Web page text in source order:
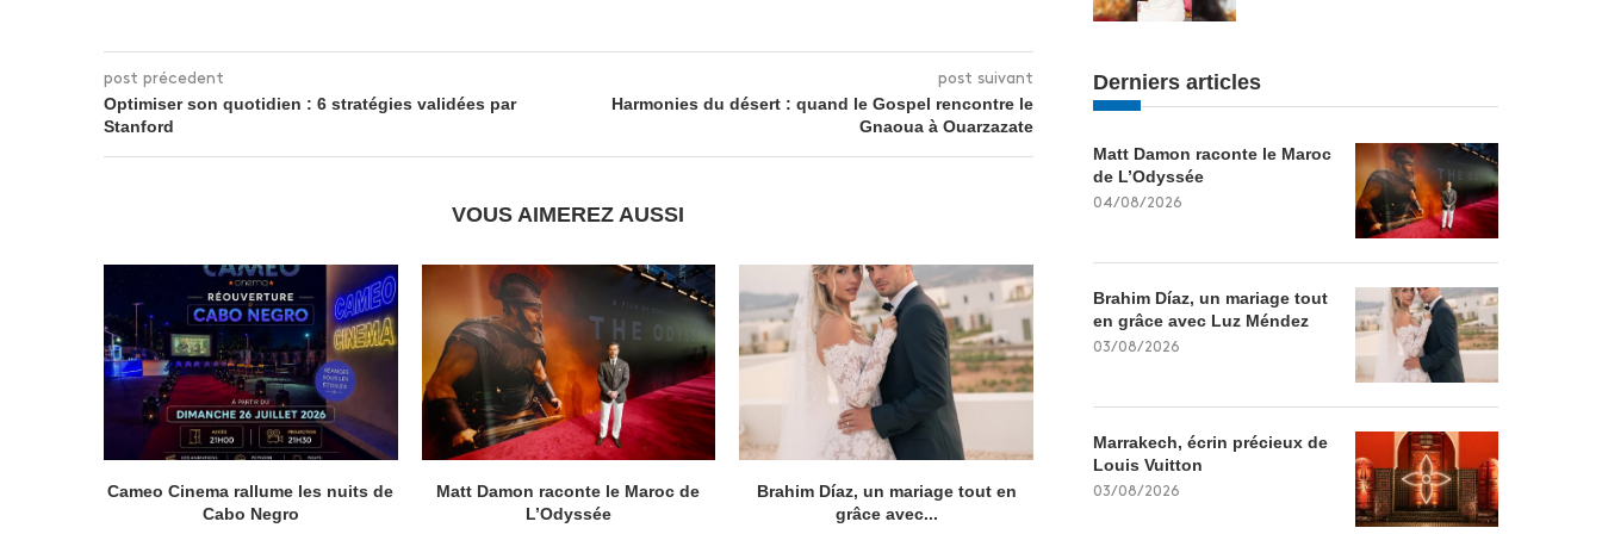
post précedent
Optimiser son quotidien : 6 stratégies validées par
Stanford
post suivant
Harmonies du désert : quand le Gospel rencontre le
Gnaoua à Ouarzazate
VOUS AIMEREZ AUSSI
Cameo Cinema rallume les nuits de
Cabo Negro
Matt Damon raconte le Maroc de
L’Odyssée
Brahim Díaz, un mariage tout en
grâce avec...
Derniers articles
Matt Damon raconte le Maroc
de L’Odyssée
04/08/2026
Brahim Díaz, un mariage tout
en grâce avec Luz Méndez
03/08/2026
Marrakech, écrin précieux de
Louis Vuitton
03/08/2026